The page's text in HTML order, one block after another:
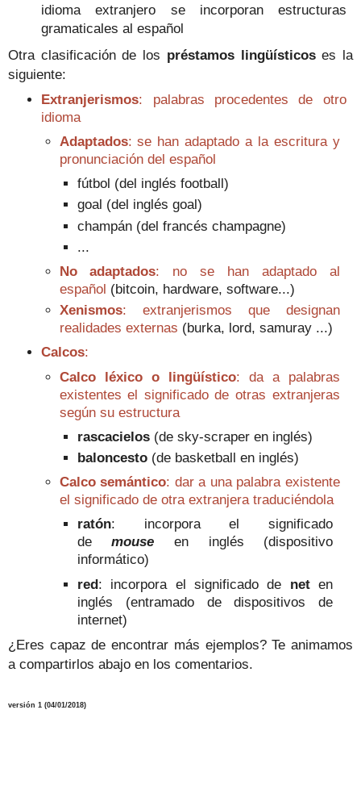
idioma extranjero se incorporan estructuras
gramaticales al español
Otra clasificación de los préstamos lingüísticoses la
siguiente:
Extranjerismos: palabras procedentes de otro
idioma
Adaptados: se han adaptado a la escritura y
pronunciación del español
fútbol (del inglés football)
goal (del inglés goal)
champán (del francés champagne)
...
No adaptados: no se han adaptado al
español (bitcoin, hardware, software...)
Xenismos: extranjerismos que designan
realidades externas (burka, lord, samuray ...)
Calcos:
Calco léxico o lingüístico: da a palabras
existentes el significado de otras extranjeras
según su estructura
rascacielos (de sky-scraper en inglés)
baloncesto (de basketball en inglés)
Calco semántico: dar a una palabra existente
el significado de otra extranjera traduciéndola
ratón: incorpora el significado
demouse en inglés (dispositivo
informático)
red: incorpora el significado de neten
inglés (entramado de dispositivos de
internet)
¿Eres capaz de encontrar más ejemplos? Te animamos
a compartirlos abajo en los comentarios.
versión 1 (04/01/2018)